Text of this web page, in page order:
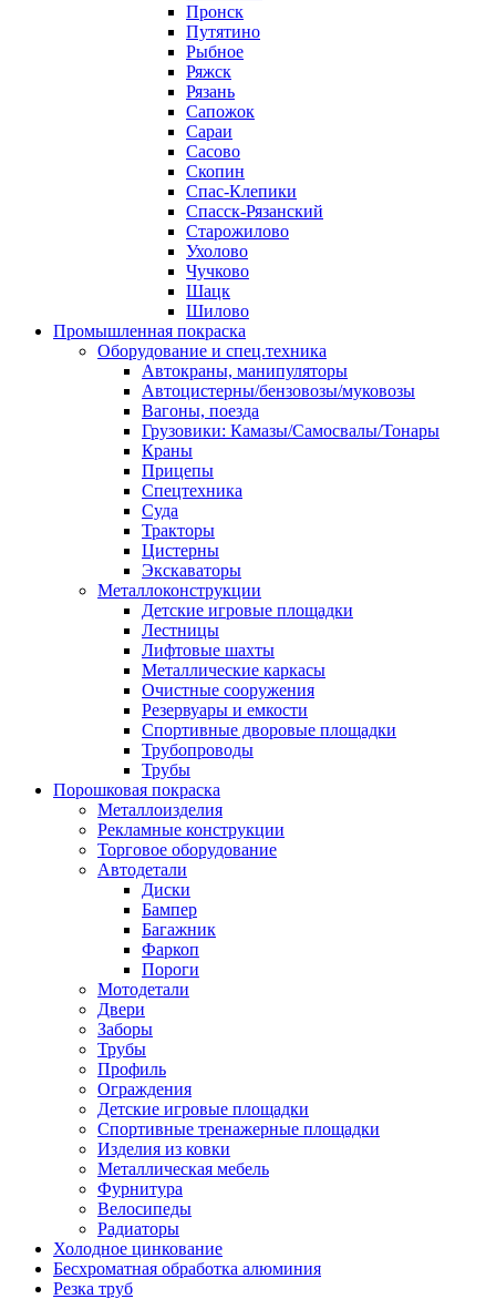
Пронск
Путятино
Рыбное
Ряжск
Рязань
Сапожок
Сараи
Сасово
Скопин
Спас-Клепики
Спасск-Рязанский
Старожилово
Ухолово
Чучково
Шацк
Шилово
Промышленная покраска
Оборудование и спец.техника
Автокраны, манипуляторы
Автоцистерны/бензовозы/муковозы
Вагоны, поезда
Грузовики: Камазы/Самосвалы/Тонары
Краны
Прицепы
Спецтехника
Суда
Тракторы
Цистерны
Экскаваторы
Металлоконструкции
Детские игровые площадки
Лестницы
Лифтовые шахты
Металлические каркасы
Очистные сооружения
Резервуары и емкости
Спортивные дворовые площадки
Трубопроводы
Трубы
Порошковая покраска
Металлоизделия
Рекламные конструкции
Торговое оборудование
Автодетали
Диски
Бампер
Багажник
Фаркоп
Пороги
Мотодетали
Двери
Заборы
Трубы
Профиль
Ограждения
Детские игровые площадки
Спортивные тренажерные площадки
Изделия из ковки
Металлическая мебель
Фурнитура
Велосипеды
Радиаторы
Холодное цинкование
Бесхроматная обработка алюминия
Резка труб